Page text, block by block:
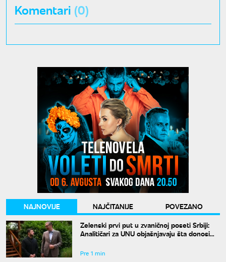
Komentari (0)
NAJNOVIJE NAJČITANIJE
POVEZANO
Zelenski prvi put u zvaničnoj poseti Srbiji:
Analitičari za UNU objašnjavaju šta donosi
Moskva
Pre 1 min